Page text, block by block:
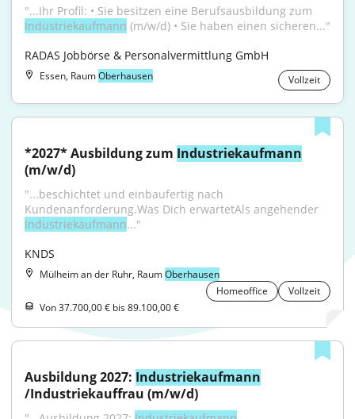
Industriekaufmann (m/w/d) • Sie haben einen sicheren..."
RADAS Jobbörse & Personalvermittlung GmbH
Essen, RaumOberhausen Vollzeit
*2027* Ausbildung zum Industriekaufmann
(m/w/d)
"...beschichtet und einbaufertig nach
Industriekaufmann..."
KNDS
Mülheim an der Ruhr, RaumOberhausen
Homeoffice
Vollzeit
Von 37.700,00 € bis 89.100,00 €
Ausbildung 2027: Industriekaufmann
/Industriekauffrau (m/w/d)